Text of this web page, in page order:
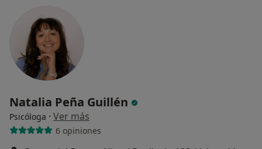
Natalia Peña Guillén
Psicóloga · Ver más
6 opiniones